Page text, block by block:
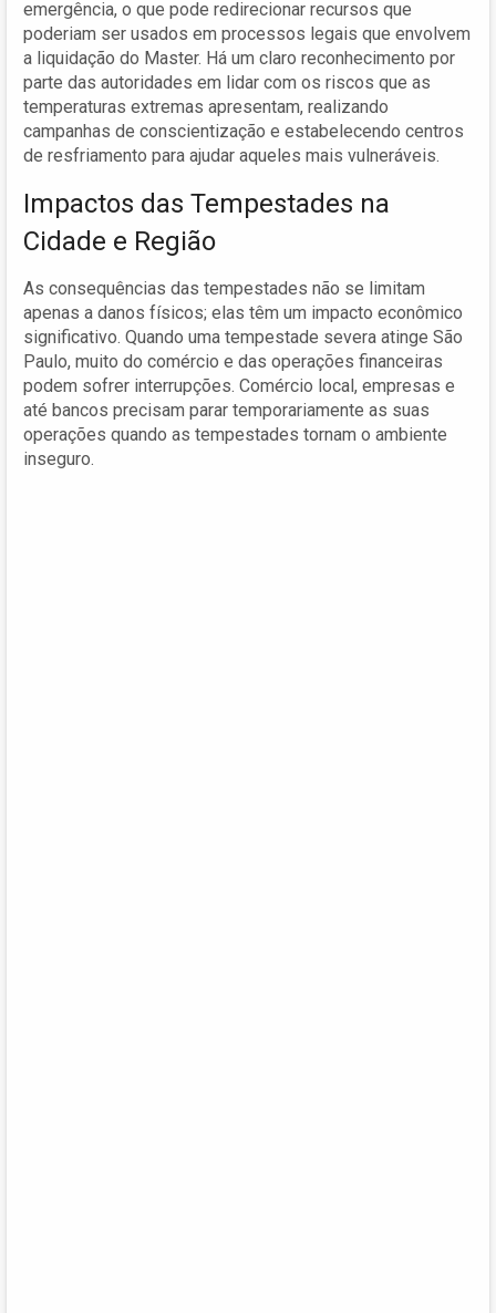
emergência, o que pode redirecionar recursos que
poderiam ser usados em processos legais que envolvem
a liquidação do Master. Há um claro reconhecimento por
parte das autoridades em lidar com os riscos que as
temperaturas extremas apresentam, realizando
campanhas de conscientização e estabelecendo centros
de resfriamento para ajudar aqueles mais vulneráveis.
Impactos das Tempestades na
Cidade e Região
As consequências das tempestades não se limitam
apenas a danos físicos; elas têm um impacto econômico
significativo. Quando uma tempestade severa atinge São
Paulo, muito do comércio e das operações financeiras
podem sofrer interrupções. Comércio local, empresas e
até bancos precisam parar temporariamente as suas
operações quando as tempestades tornam o ambiente
inseguro.